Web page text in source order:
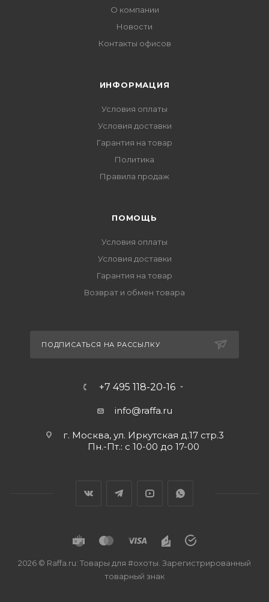
О компании
Новости
Контакты офисов
ИНФОРМАЦИЯ
Условия оплаты
Условия доставки
Гарантия на товар
Политика
Правила продаж
ПОМОЩЬ
Условия оплаты
Условия доставки
Гарантия на товар
Возврат и обмен товара
ПОДПИСАТЬСЯ НА РАССЫЛКУ
+7 495 118-20-16
info@raffa.ru
г. Москва, ул. Иркутская д.17 стр.3
Пн.-Пт.: с 10-00 до 17-00
2026 © Raffa.ru: Товары для #охоты. Зарегистрированный
товарный знак